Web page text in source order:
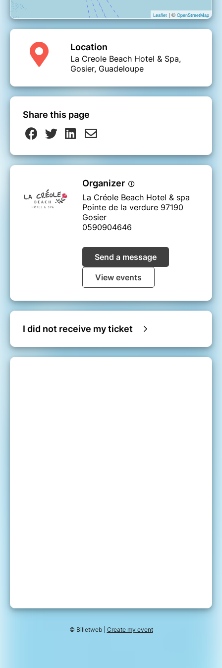
Leaflet | © OpenStreetMap
Location
La Creole Beach Hotel & Spa,
Gosier, Guadeloupe
Share this page
Organizer
La Créole Beach Hotel & spa
Pointe de la verdure 97190
Gosier
0590904646
Send a message
View events
I did not receive my ticket
© Billetweb | Create my event